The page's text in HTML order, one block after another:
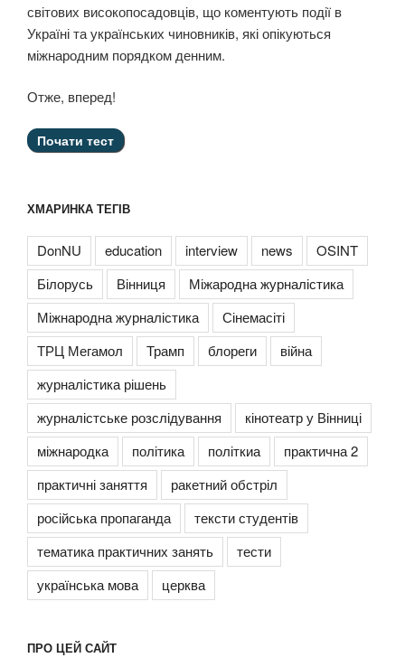
світових високопосадовців, що коментують події в
Україні та українських чиновників, які опікуються
міжнародним порядком денним.
Отже, вперед!
ХМАРИНКА ТЕГІВ
DonNU education interview news
OSINT
Білорусь
Вінниця
Міжародна журналістика
Міжнародна журналістика
Сінемасіті
ТРЦ Мегамол
Трамп блореги
війна
журналістика рішень
журналістське розслідування
кінотеатр у Вінниці
міжнародка
політика політкиа
практична 2
практичні заняття
ракетний обстріл
російська пропаганда
тексти студентів
тематика практичних занять
тести
українська мова
церква
ПРО ЦЕЙ САЙТ